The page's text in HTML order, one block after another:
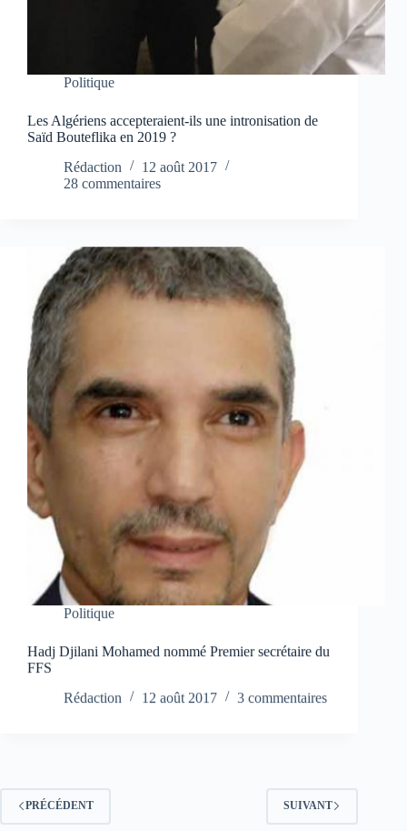
Politique
Les Algériens accepteraient-ils une intronisation de
Saïd Bouteflika en 2019 ?
Rédaction
12 août 2017
28 commentaires
Politique
Hadj Djilani Mohamed nommé Premier secrétaire du
FFS
Rédaction
12 août 2017 3 commentaires
PRÉCÉDENT SUIVANT